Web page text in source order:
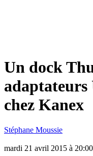
Un dock
adaptateurs
chez Kanex
Stéphane Moussie
mardi 21 avril 2015 à 20:00